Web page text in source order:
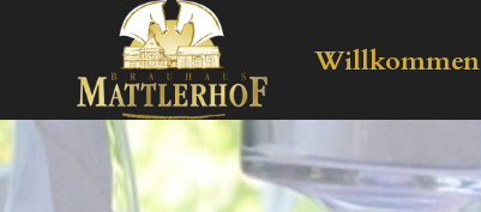
Willkommen